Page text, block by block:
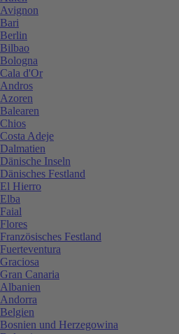
Avignon
Bari
Berlin
Bilbao
Bologna
Cala d'Or
Andros
Azoren
Balearen
Chios
Costa Adeje
Dalmatien
Dänische Inseln
Dänisches Festland
El Hierro
Elba
Faial
Flores
Französisches Festland
Fuerteventura
Graciosa
Gran Canaria
Albanien
Andorra
Belgien
Bosnien und Herzegowina